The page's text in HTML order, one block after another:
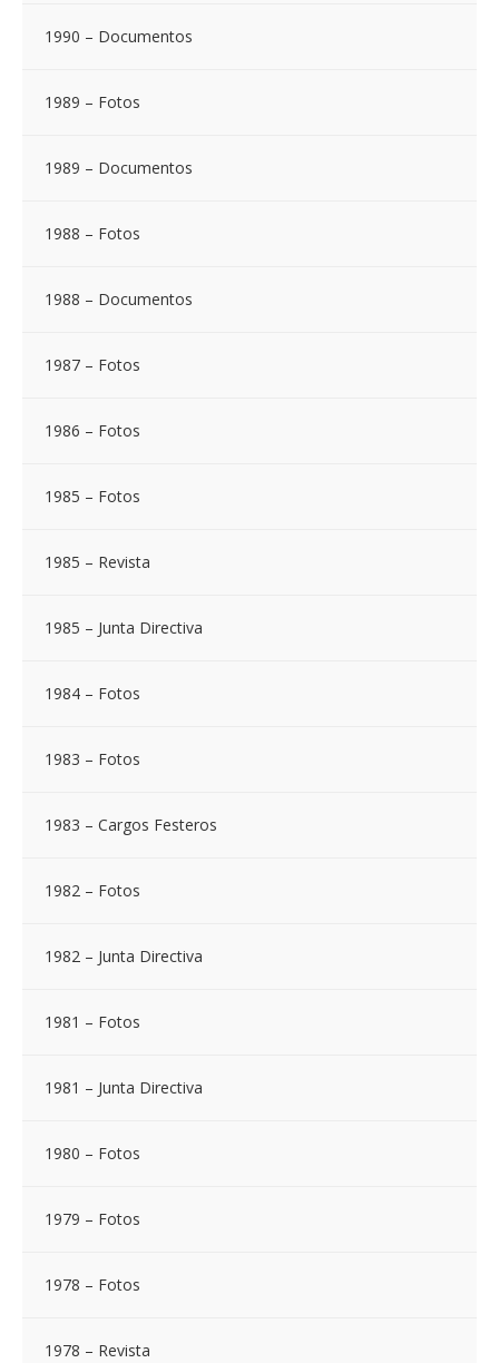
1990 – Documentos
1989 – Fotos
1989 – Documentos
1988 – Fotos
1988 – Documentos
1987 – Fotos
1986 – Fotos
1985 – Fotos
1985 – Revista
1985 – Junta Directiva
1984 – Fotos
1983 – Fotos
1983 – Cargos Festeros
1982 – Fotos
1982 – Junta Directiva
1981 – Fotos
1981 – Junta Directiva
1980 – Fotos
1979 – Fotos
1978 – Fotos
1978 – Revista